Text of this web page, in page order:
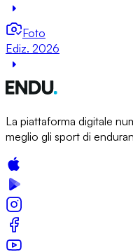
Foto
Ediz. 2026
La piattaforma digitale
meglio gli sport di